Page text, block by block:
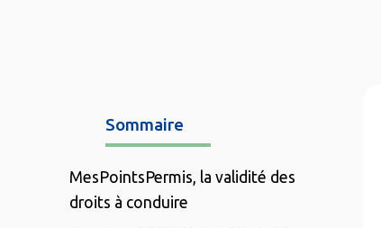
Sommaire
MesPointsPermis, la validité des
droits à conduire